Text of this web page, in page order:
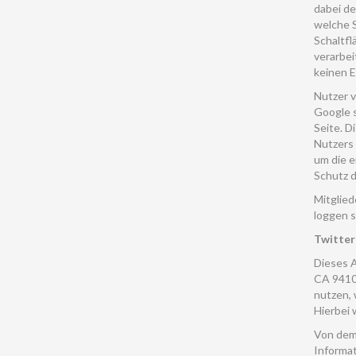
dabei
welche
keinen
Nutzer
Google
Seite.
Nutzers
um die
Schutz
loggen
Twitter
Dieses
CA
nutzen,
Hierbei
Von